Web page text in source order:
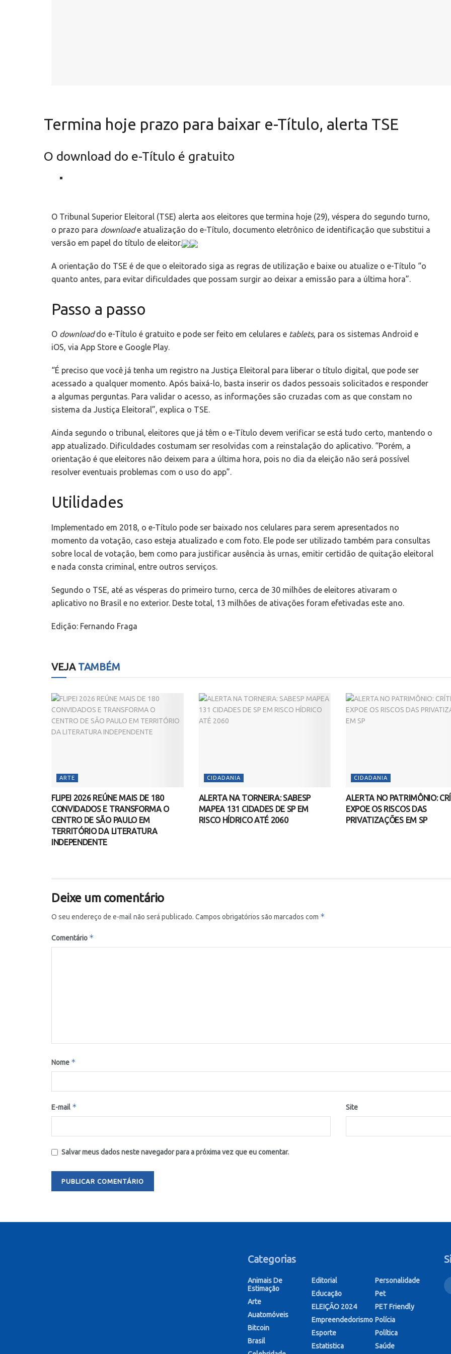
Termina hoje prazo para baixar e-Título, alerta TSE
O download do e-Título é gratuito
O Tribunal Superior Eleitoral (TSE) alerta aos eleitores que termina hoje (29), véspera do segundo turno,
o prazo para downloade atualização do e-Título, documento eletrônico de identificação que substitui a
versão em papel do título de eleitor.
A orientação do TSE é de que o eleitorado siga as regras de utilização e baixe ou atualize o e-Título “o
quanto antes, para evitar dificuldades que possam surgir ao deixar a emissão para a última hora”.
Passo a passo
O downloaddo e-Título é gratuito e pode ser feito em celulares e tablets, para os sistemas Android e
iOS, via App Store e Google Play.
“É preciso que você já tenha um registro na Justiça Eleitoral para liberar o título digital, que pode ser
acessado a qualquer momento. Após baixá-lo, basta inserir os dados pessoais solicitados e responder
a algumas perguntas. Para validar o acesso, as informações são cruzadas com as que constam no
sistema da Justiça Eleitoral”, explica o TSE.
Ainda segundo o tribunal, eleitores que já têm o e-Título devem verificar se está tudo certo, mantendo o
app atualizado. Dificuldades costumam ser resolvidas com a reinstalação do aplicativo. “Porém, a
orientação é que eleitores não deixem para a última hora, pois no dia da eleição não será possível
resolver eventuais problemas com o uso do app”.
Utilidades
Implementado em 2018, o e-Título pode ser baixado nos celulares para serem apresentados no
momento da votação, caso esteja atualizado e com foto. Ele pode ser utilizado também para consultas
sobre local de votação, bem como para justificar ausência às urnas, emitir certidão de quitação eleitoral
e nada consta criminal, entre outros serviços.
Segundo o TSE, até as vésperas do primeiro turno, cerca de 30 milhões de eleitores ativaram o
aplicativo no Brasil e no exterior. Deste total, 13 milhões de ativações foram efetivadas este ano.
Edição: Fernando Fraga
VEJATAMBÉM
ARTE
FLIPEI 2026 REÚNE MAIS DE 180
CONVIDADOS E TRANSFORMA O
CENTRO DE SÃO PAULO EM
TERRITÓRIO DA LITERATURA
INDEPENDENTE
CIDADANIA
ALERTA NA TORNEIRA: SABESP
MAPEA 131 CIDADES DE SP EM
RISCO HÍDRICO ATÉ 2060
CIDADANIA
ALERTA NO PATRIMÔNIO:
EXPOE OS RISCOS DAS
PRIVATIZAÇÕES EM SP
Deixe um comentário
O seu endereço de e-mail não será publicado. Campos obrigatórios são marcados com *
Comentário *
Nome *
E-mail * Site
Salvar meus dados neste navegador para a próxima vez que eu comentar.
Categorias
Animais De
Estimação
Arte
Auatomóveis
Bitcoin
Brasil
Editorial
Educação
ELEIÇÃO 2024
Empreendedorismo
Esporte
Estatistica
Personalidade
Pet
PET Friendly
Polícia
Política
Saúde